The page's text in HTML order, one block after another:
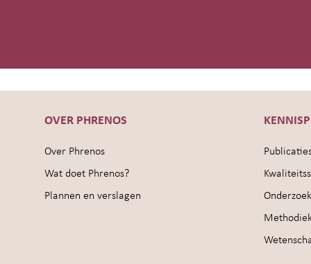
OVER PHRENOS
Over Phrenos
Wat doet Phrenos?
Plannen en verslagen